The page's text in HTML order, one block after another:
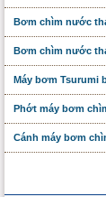
Bơm chìm nước
Bơm chìm nước
Máy bơm Tsurumi
Phớt máy bơm
Cánh máy bơm